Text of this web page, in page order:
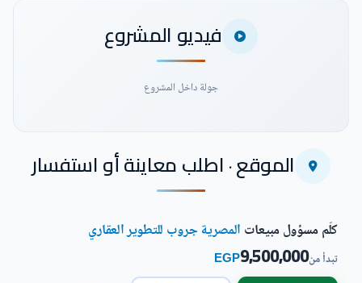
فيديو المشروع
جولة داخل المشروع
شاهد فيديو المشروع
الموقع · اطلب معاينة أو استفسار
كلّم مسؤول مبيعات المصرية جروب للتطوير العقاري
تبدأ من9,500,000
EGP